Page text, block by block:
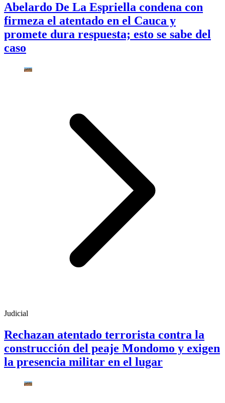
Abelardo De La Espriella condena con
firmeza el atentado en el Cauca y
promete dura respuesta; esto se sabe del
caso
Judicial
Rechazan atentado terrorista contra la
construcción del peaje Mondomo y exigen
la presencia militar en el lugar